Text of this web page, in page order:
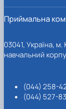
Приймальна
03041, Україна, м.
навчальний
(044) 258-
(044) 527-